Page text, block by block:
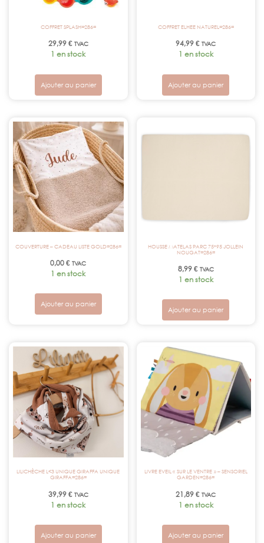
COFFRET SPLASH=286=
29,99€ TVAC
1 en stock
Ajouter au panier
COFFRET ELHEE NATUREL=286=
94,99€ TVAC
1 en stock
Ajouter au panier
COUVERTURE – CADEAU LISTE GOLD=286=
0,00€ TVAC
1 en stock
Ajouter au panier
HOUSSE MATELAS PARC 75*95 JOLLEIN
NOUGAT=286=
8,99€ TVAC
1 en stock
Ajouter au panier
LILICHÈCHE L<3 UNIQUE GIRAFFA UNIQUE
GIRAFFA=286=
39,99€ TVAC
1 en stock
Ajouter au panier
LIVRE EVEIL « SUR LE VENTRE » – SENSORIEL
GARDEN=286=
21,89€ TVAC
1 en stock
Ajouter au panier